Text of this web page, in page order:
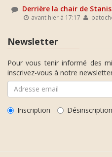
Derrière la chair de
avant hier à 17:17
Newsletter
Pour vous tenir informé des
inscrivez-vous à notre
Inscription Désinscription